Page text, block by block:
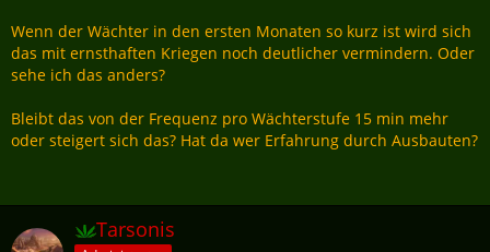
Wenn der Wächter in den ersten Monaten so kurz ist wird sich
das mit ernsthaften Kriegen noch deutlicher vermindern. Oder
sehe ich das anders?
Bleibt das von der Frequenz pro Wächterstufe 15 min mehr
oder steigert sich das? Hat da wer Erfahrung durch Ausbauten?
Tarsonis